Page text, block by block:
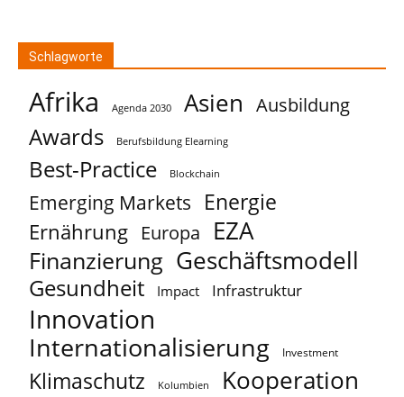
Schlagworte
Afrika Agenda 2030 Asien Ausbildung
Awards Berufsbildung Elearning
Best-Practice Blockchain
Emerging Markets Energie
Ernährung Europa EZA
Finanzierung Geschäftsmodell
Gesundheit Impact Infrastruktur
Innovation
Internationalisierung Investment
Klimaschutz Kolumbien Kooperation